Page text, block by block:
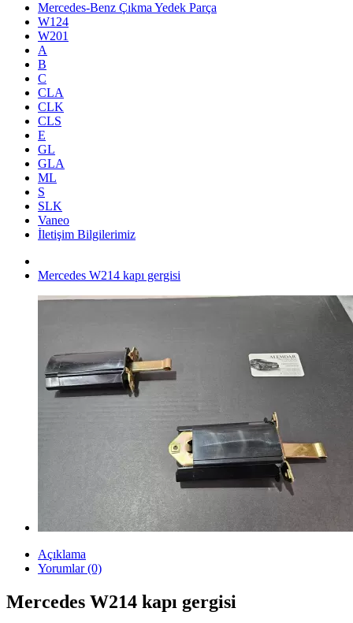
Mercedes-Benz Çıkma Yedek Parça
W124
W201
A
B
C
CLA
CLK
CLS
E
GL
GLA
ML
S
SLK
Vaneo
İletişim Bilgilerimiz
Mercedes W214 kapı gergisi
Açıklama
Yorumlar (0)
Mercedes W214 kapı gergisi